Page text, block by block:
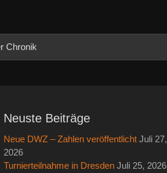
Chronik
Neuste Beiträge
Neue DWZ – Zahlen veröffentlicht Juli 27,
2026
Turnierteilnahme in Dresden Juli 25, 2026